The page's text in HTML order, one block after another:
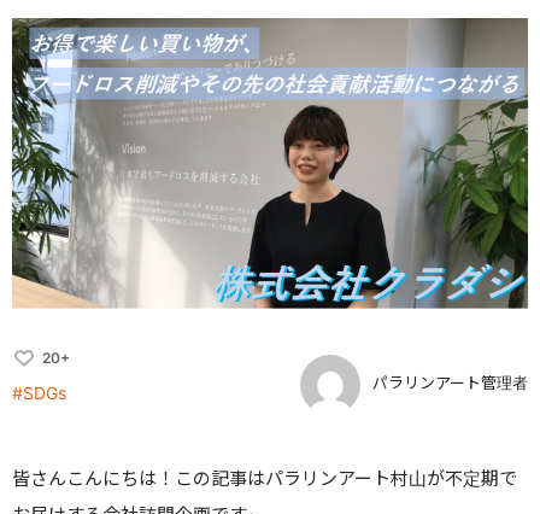
20+
#SDGs パラリンアート管理者
皆さんこんにちは！この記事はパラリンアート村山が不定期で